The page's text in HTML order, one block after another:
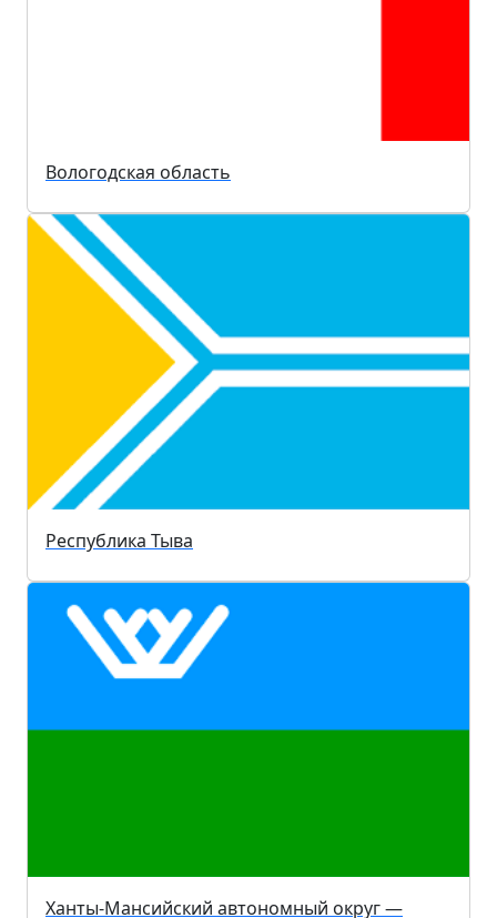
Вологодская область
Республика Тыва
Ханты-Мансийский автономный округ —